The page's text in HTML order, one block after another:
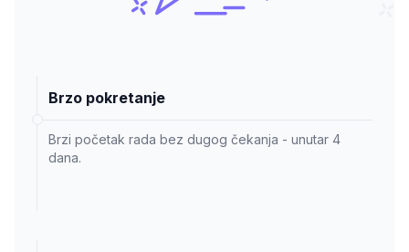
Brzo pokretanje
Brzi početak rada bez dugog čekanja - unutar 4
dana.